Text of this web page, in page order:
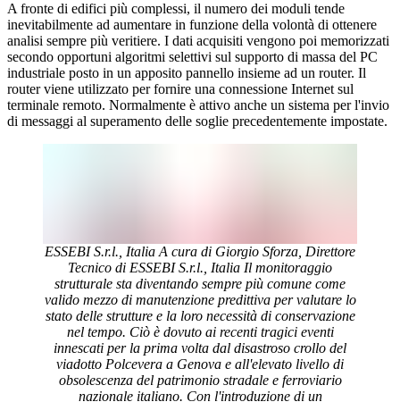
A fronte di edifici più complessi, il numero dei moduli tende
inevitabilmente ad aumentare in funzione della volontà di ottenere
analisi sempre più veritiere. I dati acquisiti vengono poi memorizzati
secondo opportuni algoritmi selettivi sul supporto di massa del PC
industriale posto in un apposito pannello insieme ad un router. Il
router viene utilizzato per fornire una connessione Internet sul
terminale remoto. Normalmente è attivo anche un sistema per l'invio
di messaggi al superamento delle soglie precedentemente impostate.
ESSEBI S.r.l., Italia A cura di Giorgio Sforza, Direttore Tecnico di ESSEBI S.r.l., Italia Il monitoraggio strutturale sta diventando sempre più comune come valido mezzo di manutenzione predittiva per valutare lo stato delle strutture e la loro necessità di conservazione nel tempo. Ciò è dovuto ai recenti tragici eventi innescati per la prima volta dal disastroso crollo del viadotto Polcevera a Genova e all'elevato livello di obsolescenza del patrimonio stradale e ferroviario nazionale italiano. Con l'introduzione di un accelerometro di tipo MEMS ad alte prestazioni, il sistema di acquisizione dati Dewesoft IOLITEd a singolo canale ha sviluppato un dispositivo DAQ 3xMEMS-ACC, ovvero un condizionatore di segnale integrato con accelerometro MEMS incorporato. ESSEBI utilizza ampiamente questo strumento in varie applicazioni nei settori dell'ingegneria civile e dell'architettura. I primi risultati hanno dimostrato che al momento è la soluzione ottimale tra tutte sul mercato. New IOLITEdi-3xMEMS accelerometer for structural health monitoringIl nuovo accelerometro IOLITEdi-3xMEMS per il monitoraggio strutturale I principali enti gestori stradali e ferroviari in Italia - ASPI, ANAS, RFI, ecc. – pubblicano sempre più bandi relativi alla diagnostica delle infrastrutture e al monitoraggio strutturale, con l'obiettivo ultimo di coprire l'intero territorio nazionale di loro competenza con tali servizi. Il contesto in termini di opportunità di lavoro nel settore sta diventando molto più interessante ed è per questo che molti operatori si stanno attivando con tutti i mezzi disponibili. Tuttavia, pochi dimostrano di avere esperienza nel campo, molti sono addirittura improvvisati e spesso riciclati dalle più svariate attività lavorative, magari coinvolte nella crisi produttiva. In questo panorama, diverse aziende si sono buttate a capofitto nella produzione di sistemi di acquisizione modulari, partendo, molto spesso, da precedenti esperienze non molto significative, soprattutto nel campo dei controlli e delle misure. La caratteristica dominante di questi sistemi elettronici emergenti, che viene presa come pretesto e come elemento distintivo ed indicativo di migliori prestazioni, è quasi sempre la trasmissione wireless del segnale, che se va bene per misure statiche, con una quantità di dati decisamente trascurabile, non è per niente adatta a quelle dinamiche. Anche con frequenze di campionamento non proibitive i consumi sono talmente elevati da rendere inevitabile l'alimentazione da rete e, a questo punto, lo stesso cavo di alimentazione può essere utilizzato per trasportare il segnale con conseguente maggiore sicurezza nella trasmissione, nella sincronizzazione e soprattutto nel rispetto delle indicazioni della Comunità Europea. Dal 1992 ESSEBI S.r.l. opera principalmente nel settore dei servizi di ingegneria strutturale. Competenza specifica dell'azienda è l'implementazione di sistemi di monitoraggio statico o dinamico sia su strutture civili che su opere architettoniche, ma anche l'esecuzione di controlli generali non distruttivi e l’attività di diagnostica su manufatti in cemento armato e precompresso, acciaio, muratura e legno. ESSEBI quindi opera nel settore del monitoraggio da quasi trent'anni e si è rivolta a Dewesoft per la sua affidabilità. Dewesoft, infatti, pur non disponendo subito di un prodotto in grado di soddisfare le esigenze specifiche richieste, ha prontamente avviato uno sviluppo mirato partendo da soluzioni simili, già ampiamente testate sul mercato. Progetti Iniziali di Monitoraggio dei Cavalcavia A fine 2017 ESSEBI è stata coinvolta nella realizzazione di sistemi di monitoraggio dinamico su quattro cavalcavia autostradali in Emilia Romagna. Il primo di questi è stato il cavalcavia in Val d'Enza, sull'autostrada A1 che era considerato un impianto pilota e doveva essere costruito con estrema urgenza. ESSEBI è stata costretta a rivolgersi a chi sul mercato disponeva di apparecchiature idonee al monitoraggio e, soprattutto, a prezzi decisamente competitivi, capaci di rispettare il ristretto budget messo a disposizione. Intrados of the Val d’Enza overpass on the A1 motorway Figura 1. Itradosso del cavalcavia della Val d'Enza sull'autostrada A1 La soluzione più rapida e chiaramente più efficace è stata quella di contattare un’azienda da poco esistente sul mercato e proveniente da altro settore. Tuttavia, l'esperienza è stata completamente infruttuosa a causa della totale inaffidabilità della strumentazione e dell'assoluta mancanza di software di gestione. L'unico aspetto positivo è stato che fortunatamente le ricorrenti falle di questo primo tentativo si sono rivelate nell’immediato. Questo ha dato ad ESSEBI la possibilità di cambiare immediatamente rotta a partire dal termine dell'installazione del primo impianto e muoversi verso altri lidi. Di fronte a ripetuti tentativi di intervento con scarso successo, infatti, non restava che rivolgersi ad un altro fornitore. La scelta vincente è stata proprio quella di fare riferimento a Dewesoft. Dewesoft non aveva ancora una soluzione completa pronta, ma la sua indiscutibile credibilità aziendale, la serietà e la possibilità di creare uno sviluppo dedicato in un tempo relativamente breve le hanno dato il vantaggio di essere selezionata. La Concezione del 3xMEMS-ACC Un pranzo di lavoro avvenuto a pochi passi dalla sede ESSEBI di Roma è stata l'occasione per discutere della situazione con il rappresentante Dewesoft in Italia. In pochi giorni, la sfida è stata accettata con notevole entusiasmo e si è trasformata in un serio sviluppo di prototipi. Thus, begins the adventure aimed at developing an accelerometric acquisition module, with a built-in MEMS transducer (MEMS - Micro-ElectroMechanical System) based on Dewesoft’s general-purpose single-channel data acquisition device called IOLITEd-3xMEMS. È iniziata così l'avventura finalizzata allo sviluppo di un modulo di acquisizione accelerometrico, con un trasduttore MEMS incorporato (MEMS - Micro-ElectroMechanical System) basato sul dispositivo di acquisizione dati a canale singolo di Dewesoft IOLITEd-3xMEMS. Transformation of a generic MonoDAQ module into an E-gMeter standalone moduleFigura 3. Trasformazione di un modulo MonoDAQ generico in un modulo autonomo E-gMeter. Dopo un paio di mesi è stato preparato un prototipo con un chip MEMS e la sperimentazione è stata avviata con una sola integrazione di un altro chip di una azienda alternativa di semi conduttori per ottimizzare il risultato in termini di rapporto segnale/rumore. I risultati sono stati eccellenti e nel giro di altri due mesi si sono ottenuti i primi prototipi funzionanti e testati rispondenti ai requisiti selezionati con una densità di rumore spettrale non superiore a 25 µg / √Hz. Sorry, your browser doesn't support embedded videos. Prestazioni di rumore sismico - Con una densità di rumore spettrale di soli 25 µg/√Hz e 100 µg di rumore residuo ad una larghezza di banda 50 Hz, il MonoDAQ-E-gMeter è una soluzione conveniente per le misure sismiche. Il registratore FFT raffigurato sotto mostra il rumore residuo dei tre assi alla frequenza di campionamento di 100 S/s. Sorry, your browser doesn't support embedded videos. Anche se il MonoDAQ-E-gMeter misura l'accelerazione, può anche essere utilizzato per misurare con precisione lo spostamento integrando l'accelerazione due volte e applicando un filtraggio appropriato. Il compito è semplice grazie all'ambiente software DewesoftX. Nell'esperimento lo spostamento lineare viene misurato direttamente con un sensore di distanza laser e calcolato anche dall'accelerazione misurata. I risultati mostrano una grande precisione ance a bassa frequenza 1.5 Hz. I requisiti sono stati imposti da ESSEBI e basati sul presupposto che il modulo avrebbe dovuto identificare il rumore ambientale a cui edifici e infrastrutture sono soggetti a buona risoluzione. Il prodotto è stato chiamato MonoDAQ-E-gMeter, con la "E" che denota la sua interfaccia EtherCAT e "g" che sta per ciò che misura: accelerazione in gees. Oggi il dispositivo è venduto sotto la famiglia di sistemi di acquisizione dati Dewesoft IOLITEd (IOLITEdi-3xMEMS-ACC). L'azienda ha deciso che questa è la strategia migliore per affrontare il mercato mondiale del monitoraggio strutturale. La splendida avventura ha inizio finalmente con l'installazione dei nuovi sistemi DAQ nei restanti tre cavalcavia nella Val d’Enza con una completa sostituzione dei vecchi sistemi utilizzati, che di fatto non hanno mai funzionato correttamente. Overpass of Casalecchio A1The overpass Cesena Nord A14Figure 4. Il Cavalcavia di Casalecchio (A1) Figure 5. Il Cavalcavia di Cesena Nord (A14) Da quel momento si sono susseguite numerose installazioni che hanno coinvolto le più varie tipologie di manufatti nel campo delle costruzioni civili, delle infrastrutture e delle opere architettoniche. Il Sistema di Monitoraggio Strutturale della Fiera di Milano a Rho I sistemi di monitoraggio installati nel Centro Servizi e nel Padiglione 13 della Fiera di Milano hanno lo scopo di avviare registrazioni di trigger al verificarsi di gravi eventi atmosferici (neve, vento, ecc.). In questo caso i sensori, opportunamente tarati in alta temperatura, hanno l'ulteriore scopo di effettuare registrazioni di vibrazioni rotazionali statiche con precisioni dell'ordine del centesimo di grado, fungendo a tutti gli effetti da servoinclinometri. La struttura del Centro Servizi oggetto di indagine è costituita da un'onda di copertura di 54.000 mq di vetro imbullonata ad una struttura reticolare in acciaio poggiante su un sistema di colonne in acciaio modulari a distanza. La "vela" è larga oltre 30 metri e lunga un chilometro e mezzo e taglia l'asse centrale del quartiere fieristico collegando le porte est e ovest della Fiera. Il punto più alto raggiunge i 35 m di altezza. Abbiamo scelto di misurare le accelerazioni di una nervatura del telaio in acciaio che sostiene l'intera struttura. Vie